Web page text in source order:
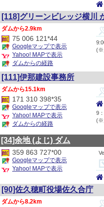
[118]グリーンビレッジ横川
(※
2.9km
75 006 121*44
Googleマップで表示
Yahoo! MAPで表示
ダムからの経路
[111]伊那建設事務所
9
(※
15.1km
171 310 398*35
Googleマップで表示
Yahoo! MAPで表示
ダムからの経路
[34]余地(よじ) ダム
359 863 727*00
Googleマップで表示
Yahoo! MAPで表示
[90]佐久穂町役場佐久合庁
8.2km